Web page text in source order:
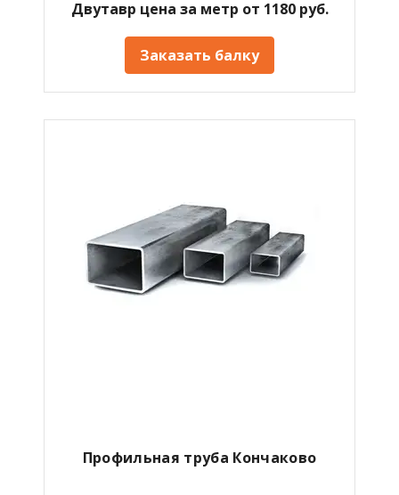
Двутавр цена за метр от 1180 руб.
Заказать балку
Профильная труба Кончаково